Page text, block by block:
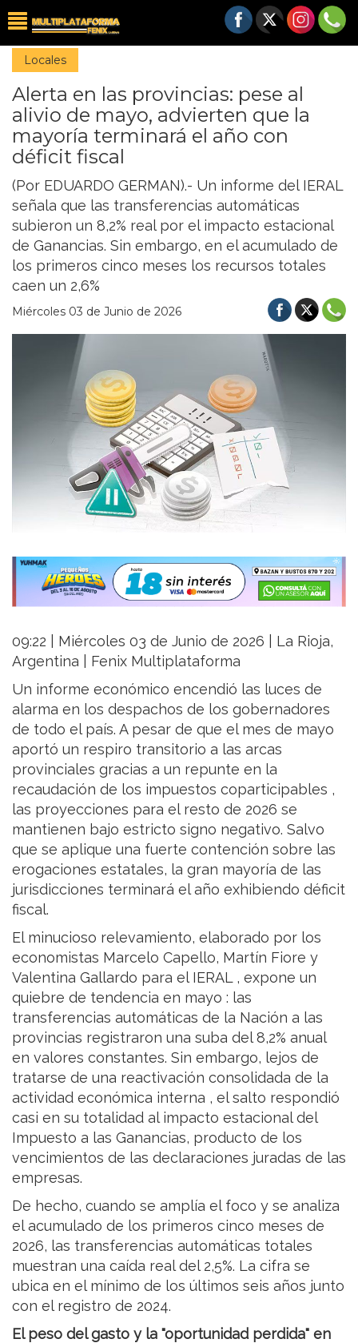
Locales
Alerta en las provincias: pese al
alivio de mayo, advierten que la
mayoría terminará el año con
déficit fiscal
(Por EDUARDO GERMAN).- Un informe del IERAL
señala que las transferencias automáticas
subieron un 8,2% real por el impacto estacional
de Ganancias. Sin embargo, en el acumulado de
los primeros cinco meses los recursos totales
caen un 2,6%
Miércoles 03 de Junio de 2026
09:22 | Miércoles 03 de Junio de 2026 | La Rioja,
Argentina | Fenix Multiplataforma
Un informe económico encendió las luces de
alarma en los despachos de los gobernadores
de todo el país. A pesar de que el mes de mayo
aportó un respiro transitorio a las arcas
provinciales gracias a un repunte en la
recaudación de los impuestos coparticipables ,
las proyecciones para el resto de 2026 se
mantienen bajo estricto signo negativo. Salvo
que se aplique una fuerte contención sobre las
erogaciones estatales, la gran mayoría de las
jurisdicciones terminará el año exhibiendo déficit
fiscal.
El minucioso relevamiento, elaborado por los
economistas Marcelo Capello, Martín Fiore y
Valentina Gallardo para el IERAL , expone un
quiebre de tendencia en mayo : las
transferencias automáticas de la Nación a las
provincias registraron una suba del 8,2% anual
en valores constantes. Sin embargo, lejos de
tratarse de una reactivación consolidada de la
actividad económica interna , el salto respondió
casi en su totalidad al impacto estacional del
Impuesto a las Ganancias, producto de los
vencimientos de las declaraciones juradas de las
empresas.
De hecho, cuando se amplía el foco y se analiza
el acumulado de los primeros cinco meses de
2026, las transferencias automáticas totales
muestran una caída real del 2,5%. La cifra se
ubica en el mínimo de los últimos seis años junto
con el registro de 2024.
El peso del gasto y la "oportunidad perdida" en